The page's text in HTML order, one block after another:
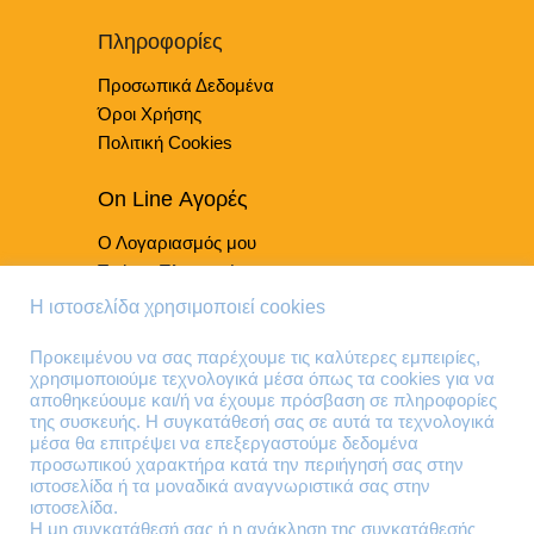
επιλεγούν
σελίδα
του
προϊόντος
Πληροφορίες
Προσωπικά Δεδομένα
Όροι Χρήσης
Πολιτική Cookies
On Line Αγορές
Ο Λογαριασμός μου
Τρόποι Πληρωμής
Τρόποι Παράδοσης
Τηλέφωνα Επικοινωνίας
210 41 13 636
210 41 13 280
Διεύθυνση
Η ιστοσελίδα χρησιμοποιεί cookies
Προκειμένου να σας παρέχουμε τις καλύτερες εμπειρίες,
χρησιμοποιούμε τεχνολογικά μέσα όπως τα cookies για να
αποθηκεύουμε και/ή να έχουμε πρόσβαση σε πληροφορίες
της συσκευής. Η συγκατάθεσή σας σε αυτά τα τεχνολογικά
μέσα θα επιτρέψει να επεξεργαστούμε δεδομένα
προσωπικού χαρακτήρα κατά την περιήγησή σας στην
ιστοσελίδα ή τα μοναδικά αναγνωριστικά σας στην
ιστοσελίδα.
Η μη συγκατάθεσή σας ή η ανάκληση της συγκατάθεσής